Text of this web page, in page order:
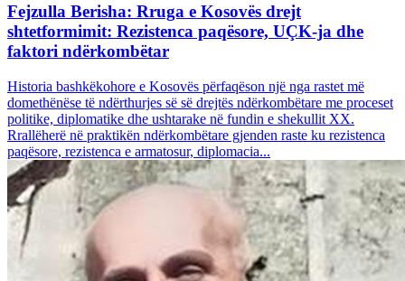
Fejzulla Berisha: Rruga e Kosovës drejt
shtetformimit: Rezistenca paqësore, UÇK-ja dhe
faktori ndërkombëtar
Historia bashkëkohore e Kosovës përfaqëson një nga rastet më
domethënëse të ndërthurjes së së drejtës ndërkombëtare me proceset
politike, diplomatike dhe ushtarake në fundin e shekullit XX.
Rrallëherë në praktikën ndërkombëtare gjenden raste ku rezistenca
paqësore, rezistenca e armatosur, diplomacia...